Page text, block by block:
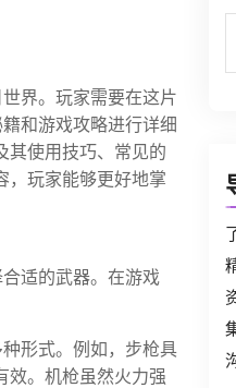
界。玩家需要在这片
和游戏攻略进行详细
其使用技巧、常见的
，玩家能够更好地掌
适的武器。在游戏
形式。例如，步枪具
效。机枪虽然火力强